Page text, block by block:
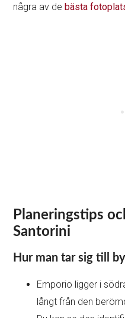
några av debästa
Planeringstips
Santorini
Hur man tar sig till
Emporio ligger i
långt från den